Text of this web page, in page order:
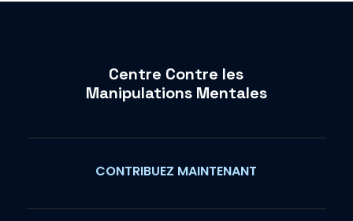
Centre Contre les
Manipulations Mentales
CONTRIBUEZ MAINTENANT